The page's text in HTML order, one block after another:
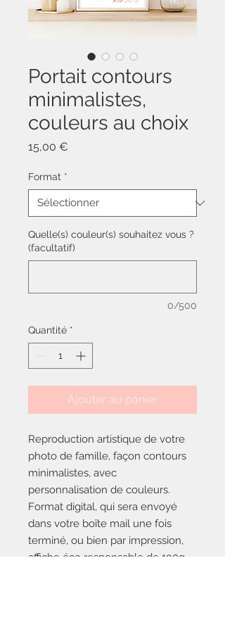
Portait contours
minimalistes,
couleurs au choix
15,00 €
Format *
Quelle(s) couleur(s) souhaitez vous ?
(facultatif)
0/500
Quantité *
Ajouter au panier
Reproduction artistique de votre
photo de famille, façon contours
minimalistes, avec
personnalisation de couleurs.
Format digital, qui sera envoyé
dans votre boîte mail une fois
terminé, ou bien par impression,
affiche éco responsable de 190g,